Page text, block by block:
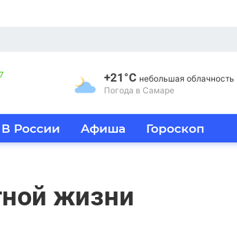
+21°C небольшая облачность
Погода в Самаре
В России Афиша Гороскоп
жизни